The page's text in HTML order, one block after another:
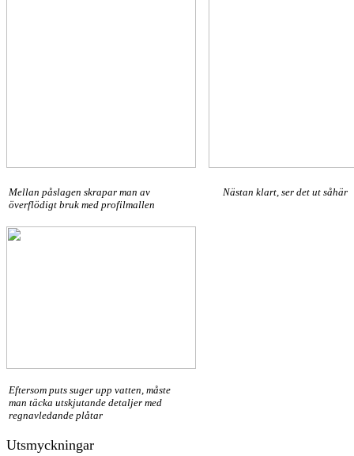
Mellan påslagen skrapar man av
överflödigt bruk med profilmallen
Nästan klart, ser det ut såhär
Eftersom puts suger upp vatten, måste
man täcka utskjutande detaljer med
regnavledande plåtar
Utsmyckningar